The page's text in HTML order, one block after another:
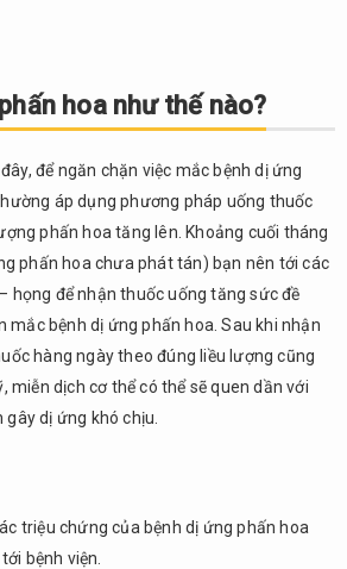
hoa như thế nào?
để ngăn chặn việc mắc bệnh dị ứng
áp dụng phương pháp uống thuốc
phấn hoa tăng lên. Khoảng cuối tháng
phấn hoa chưa phát tán) bạn nên tới các
họng để nhận thuốc uống tăng sức đề
mắc bệnh dị ứng phấn hoa. Sau khi nhận
hàng ngày theo đúng liều lượng cũng
miễn dịch cơ thể có thể sẽ quen dần với
dị ứng khó chịu.
triệu chứng của bệnh dị ứng phấn hoa
bệnh viện.